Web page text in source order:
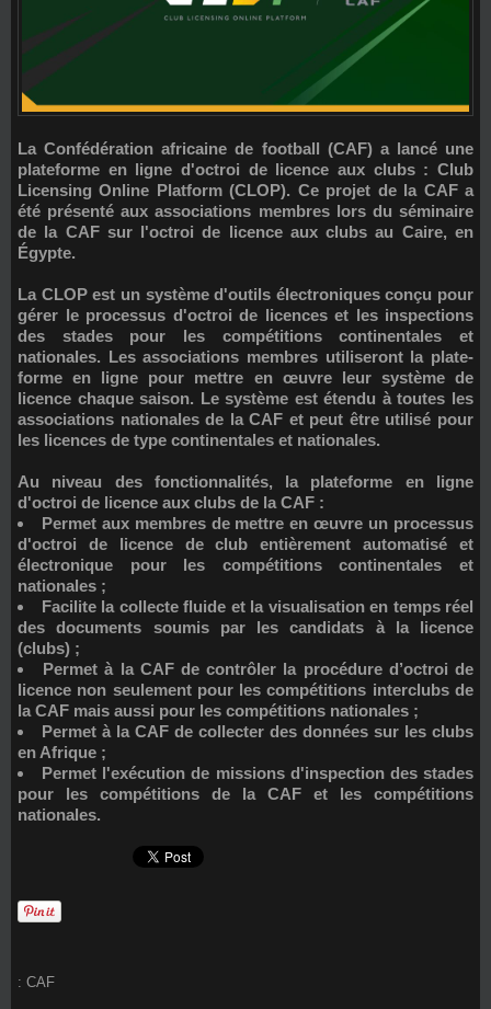
LaConfédération africaine de football (CAF) a lancé une
plateforme en ligne d'octroi de licence aux clubs : Club
Licensing Online Platform (CLOP). Ce projet de la CAF a
été présenté aux associations membres lors du séminaire
de la CAF sur l'octroi de licence aux clubs au Caire, en
Égypte.
La CLOP est un système d'outils électroniques conçu pour
gérer le processus d'octroi de licences et les inspections
des stades pour les compétitions continentales et
nationales. Les associations membres utiliseront la plate-
forme en ligne pour mettre en œuvre leur système de
licence chaque saison. Le système est étendu à toutes les
associations nationales de la CAF et peut être utilisé pour
les licences de type continentales et nationales.
Au niveau des fonctionnalités, la plateforme en ligne
d'octroi de licence aux clubs de la CAF :
Permet aux membres de mettre en œuvre un processus
d'octroi de licence de club entièrement automatisé et
électronique pour les compétitions continentales et
nationales ;
Facilite la collecte fluide et la visualisation en temps réel
des documents soumis par les candidats à la licence
(clubs) ;
Permet à la CAF de contrôler la procédure d’octroi de
licence non seulement pour les compétitions interclubs de
la CAF mais aussi pour les compétitions nationales ;
Permet à la CAF de collecter des données sur les clubs
en Afrique ;
Permet l'exécution de missions d'inspection des stades
pour les compétitions de la CAF et les compétitions
nationales.
: CAF